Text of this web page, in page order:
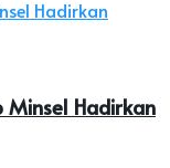
Minsel Hadirkan